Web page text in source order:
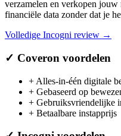
verzamelen en verkopen jouw
financiële data zonder dat je
Volledige Incogni review →
✓ Coveron voordelen
+ Alles-in-één digitale
+ Gebaseerd op
+ Gebruiksvriendelijke
+ Betaalbare instapprijs